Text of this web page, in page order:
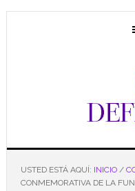
Saltar
Saltar
Saltar
USTED ESTÁ AQUÍ: INICIO /
CONMEMORATIVA DE LA